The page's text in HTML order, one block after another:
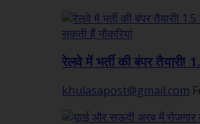
रेलवे में भर्ती की बंपर तैयारी!
khulasapost@gmail.com